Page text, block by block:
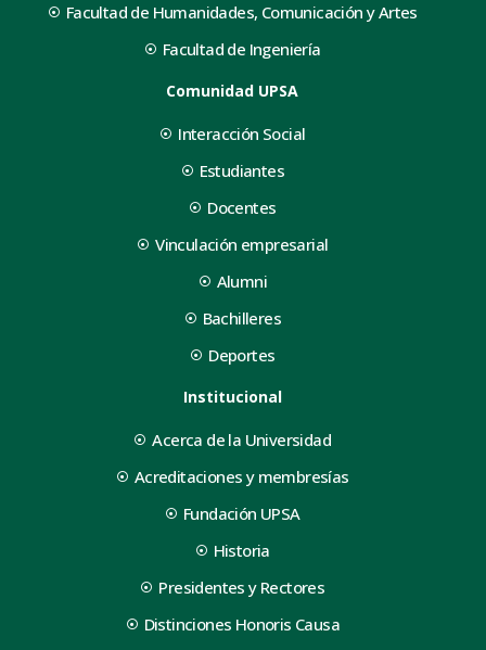
Facultad de Humanidades, Comunicación y Artes
Facultad de Ingeniería
Comunidad UPSA
Interacción Social
Estudiantes
Docentes
Vinculación empresarial
Alumni
Bachilleres
Deportes
Institucional
Acerca de la Universidad
Acreditaciones y membresías
Fundación UPSA
Historia
Presidentes y Rectores
Distinciones Honoris Causa